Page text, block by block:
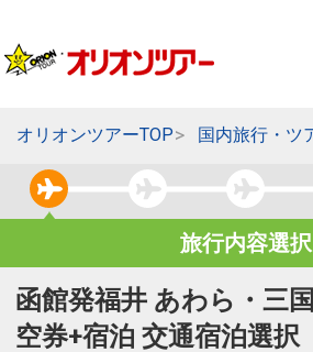
オリオンツアーTOP 国内旅行・ツ
旅行内容選択
函館発福井 あわら・三
空券+宿泊 交通宿泊選択